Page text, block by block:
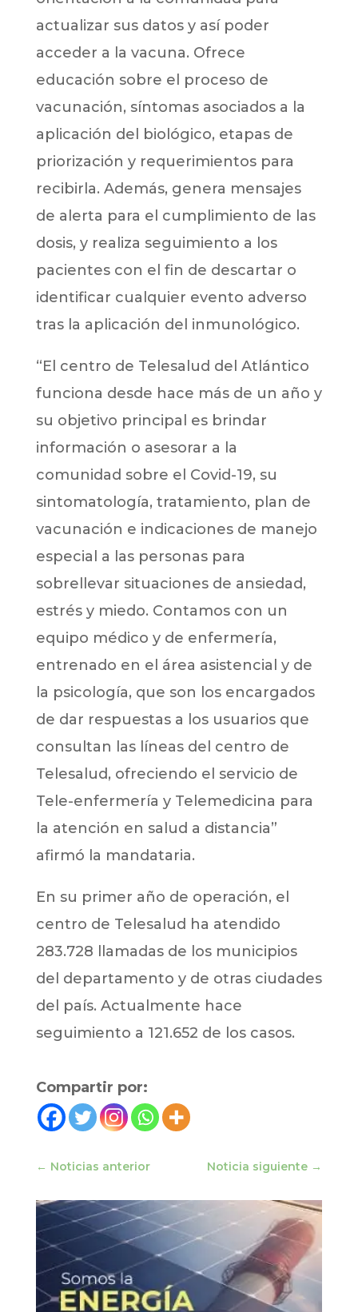
actualizar sus datos y así poder
acceder a la vacuna. Ofrece
educación sobre el proceso de
vacunación, síntomas asociados a la
aplicación del biológico, etapas de
priorización y requerimientos para
recibirla. Además, genera mensajes
de alerta para el cumplimiento de las
dosis, y realiza seguimiento a los
pacientes con el fin de descartar o
identificar cualquier evento adverso
tras la aplicación del inmunológico.
“El centro de Telesalud del Atlántico
funciona desde hace más de un año y
su objetivo principal es brindar
información o asesorar a la
comunidad sobre el Covid-19, su
sintomatología, tratamiento, plan de
vacunación e indicaciones de manejo
especial a las personas para
sobrellevar situaciones de ansiedad,
estrés y miedo. Contamos con un
equipo médico y de enfermería,
entrenado en el área asistencial y de
la psicología, que son los encargados
de dar respuestas a los usuarios que
consultan las líneas del centro de
Telesalud, ofreciendo el servicio de
Tele-enfermería y Telemedicina para
la atención en salud a distancia”
afirmó la mandataria.
En su primer año de operación, el
centro de Telesalud ha atendido
283.728 llamadas de los municipios
del departamento y de otras ciudades
del país. Actualmente hace
seguimiento a 121.652 de los casos.
Compartir por:
← Noticias anterior Noticia siguiente →